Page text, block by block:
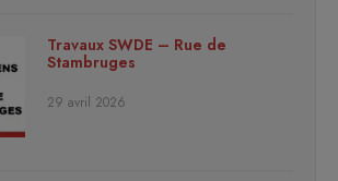
Travaux SWDE – Rue de
Stambruges
29 avril 2026